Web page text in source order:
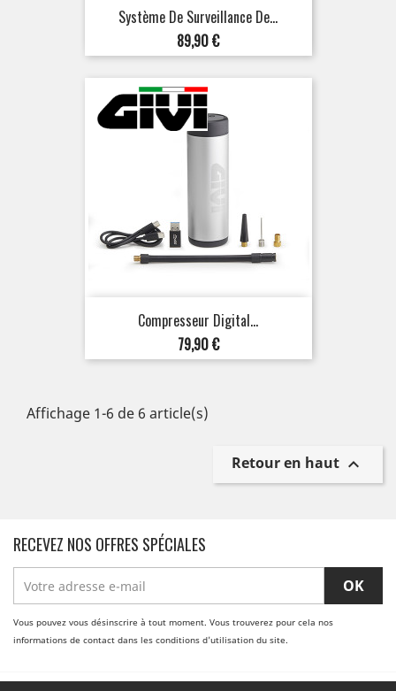
Système De Surveillance De...
Prix
89,90 €
Compresseur Digital...
Prix
79,90 €
Affichage 1-6 de 6 article(s)
Retour en haut 
RECEVEZ NOS OFFRES SPÉCIALES
Vous pouvez vous désinscrire à tout moment. Vous trouverez pour cela nos
informations de contact dans les conditions d'utilisation du site.